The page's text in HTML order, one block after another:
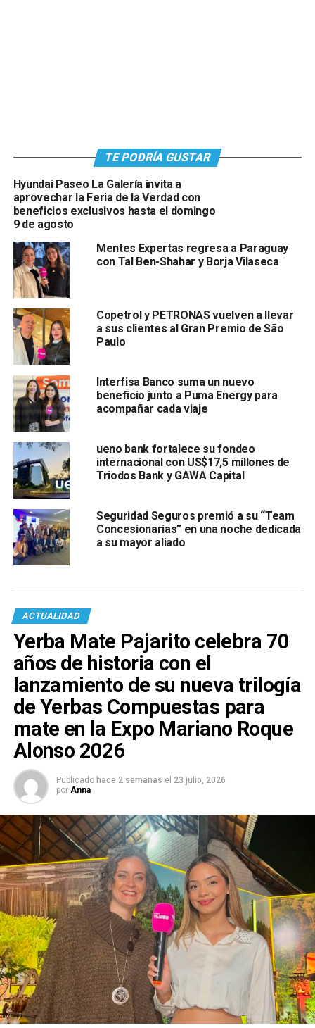
TE PODRÍA GUSTAR
Hyundai Paseo La Galería invita a
aprovechar la Feria de la Verdad con
beneficios exclusivos hasta el domingo
9 de agosto
Mentes Expertas regresa a Paraguay
con Tal Ben-Shahar y Borja Vilaseca
Copetrol y PETRONAS vuelven a llevar
a sus clientes al Gran Premio de São
Paulo
Interfisa Banco suma un nuevo
beneficio junto a Puma Energy para
acompañar cada viaje
ueno bank fortalece su fondeo
internacional con US$17,5 millones de
Triodos Bank y GAWA Capital
Seguridad Seguros premió a su “Team
Concesionarias” en una noche dedicada
a su mayor aliado
ACTUALIDAD
Yerba Mate Pajarito celebra 70
años de historia con el
lanzamiento de su nueva trilogía
de Yerbas Compuestas para
mate en la Expo Mariano Roque
Alonso 2026
Publicado hace 2 semanas el 23 julio, 2026
por Anna